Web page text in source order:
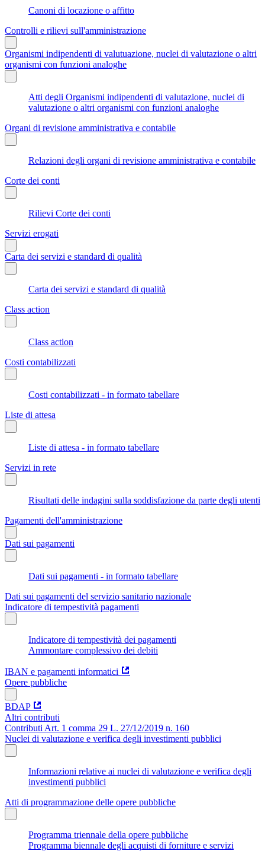
Canoni di locazione o affitto
Controlli e rilievi sull'amministrazione
Organismi indipendenti di valutuazione, nuclei di valutazione o altri
organismi con funzioni analoghe
Atti degli Organismi indipendenti di valutazione, nuclei di
valutazione o altri organismi con funzioni analoghe
Organi di revisione amministrativa e contabile
Relazioni degli organi di revisione amministrativa e contabile
Corte dei conti
Rilievi Corte dei conti
Servizi erogati
Carta dei servizi e standard di qualità
Carta dei servizi e standard di qualità
Class action
Class action
Costi contabilizzati
Costi contabilizzati - in formato tabellare
Liste di attesa
Liste di attesa - in formato tabellare
Servizi in rete
Risultati delle indagini sulla soddisfazione da parte degli utenti
Pagamenti dell'amministrazione
Dati sui pagamenti
Dati sui pagamenti - in formato tabellare
Dati sui pagamenti del servizio sanitario nazionale
Indicatore di tempestività pagamenti
Indicatore di tempestività dei pagamenti
Ammontare complessivo dei debiti
IBAN e pagamenti informatici
Opere pubbliche
BDAP
Altri contributi
Contributi Art. 1 comma 29 L. 27/12/2019 n. 160
Nuclei di valutazione e verifica degli investimenti pubblici
Informazioni relative ai nuclei di valutazione e verifica degli
investimenti pubblici
Atti di programmazione delle opere pubbliche
Programma triennale della opere pubbliche
Programma biennale degli acquisti di forniture e servizi